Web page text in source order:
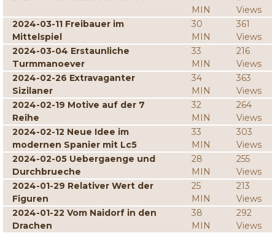
MIN
Views
2024-03-11 Freibauer im
Mittelspiel
30
MIN
361
Views
2024-03-04 Erstaunliche
Turmmanoever
33
MIN
216
Views
2024-02-26 Extravaganter
Sizilaner
34
MIN
363
Views
2024-02-19 Motive auf der 7
Reihe
32
MIN
264
Views
2024-02-12 Neue Idee im
modernen Spanier mit Lc5
33
MIN
303
Views
2024-02-05 Uebergaenge und
Durchbrueche
28
MIN
255
Views
2024-01-29 Relativer Wert der
Figuren
25
MIN
213
Views
2024-01-22 Vom Naidorf in den
Drachen
38
MIN
292
Views